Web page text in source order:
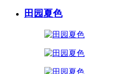
田园夏色